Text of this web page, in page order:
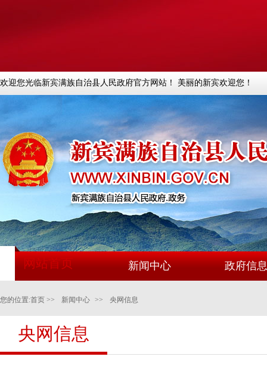
欢迎您光临新宾满族自治县人民政府官方网站！ 美丽的新宾欢迎您！
网站首页 新闻中心 政府信
您的位置:首页 >> 新闻中心 >> 央网信息
央网信息